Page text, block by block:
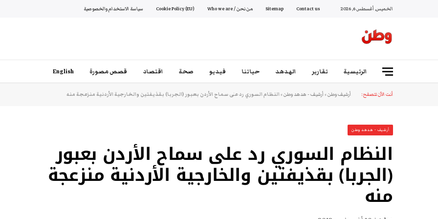
الخميس, أغسطس 6, 2026 Contact us
Sitemap من نحن / Who we are Cookie Policy (EU) سياسة الاستخدام والخصوصية
الرئيسية تقارير الهدهد حياتنا فيديو صحة اقتصاد قصص مصورة English
أنت الآن تتصفح: أرشيف وطن»أرشيف - هدهد وطن»النظام السوري رد على سماح الأردن بعبور (الجربا) بقذيفتين والخارجية الأردنية منزعجة منه
أرشيف - هدهد وطن
النظام السوري رد على سماح الأردن بعبور
(الجربا) بقذيفتين والخارجية الأردنية منزعجة
منه